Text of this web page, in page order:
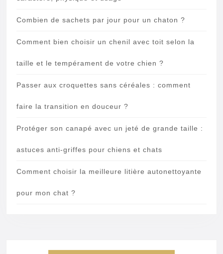
Combien de sachets par jour pour un chaton ?
Comment bien choisir un chenil avec toit selon la
taille et le tempérament de votre chien ?
Passer aux croquettes sans céréales : comment
faire la transition en douceur ?
Protéger son canapé avec un jeté de grande taille :
astuces anti-griffes pour chiens et chats
Comment choisir la meilleure litière autonettoyante
pour mon chat ?